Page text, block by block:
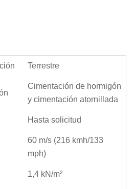
Terrestre
Cimentación de hormigón
y cimentación atornillada
Hasta solicitud
60 m/s (216 kmh/133
mph)
1,4 kN/m²